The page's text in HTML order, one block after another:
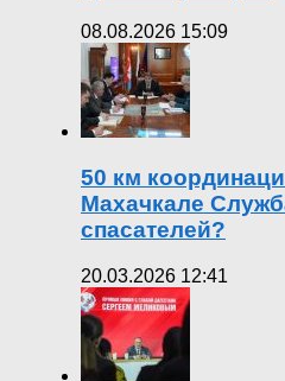
08.08.2026 15:09
50 км
Махачкале
спасателей?
20.03.2026 12:41